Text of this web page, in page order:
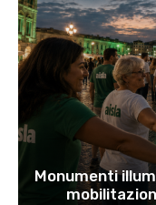
Monumenti